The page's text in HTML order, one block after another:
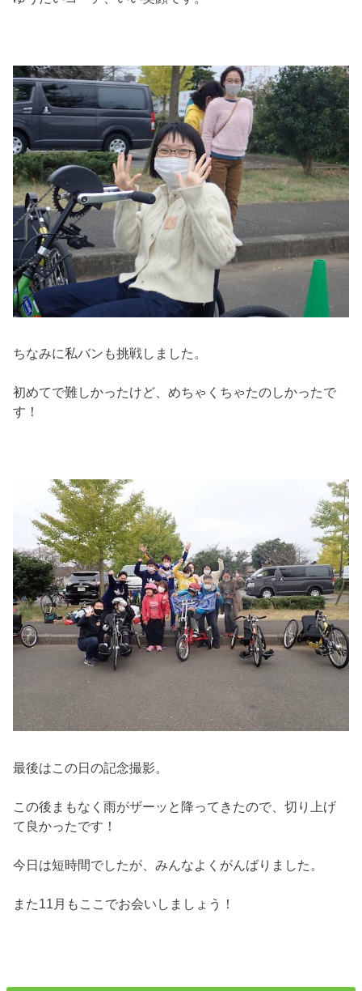
ちなみに私バンも挑戦しました。
初めてで難しかったけど、めちゃくちゃたのしかったで
す！
最後はこの日の記念撮影。
この後まもなく雨がザーッと降ってきたので、切り上げ
て良かったです！
今日は短時間でしたが、みんなよくがんばりました。
また11月もここでお会いしましょう！